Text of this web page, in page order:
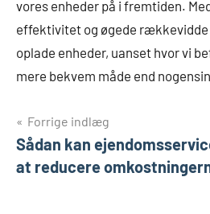
vores enheder på i fremtiden.
effektivitet og øgede
oplade enheder, uanset hvor vi
mere bekvem måde end
Indlægsnavigation
Forrige indlæg
Sådan kan
at reducere